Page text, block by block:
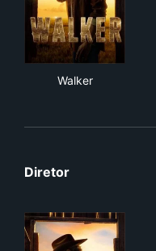
Walker
Diretor